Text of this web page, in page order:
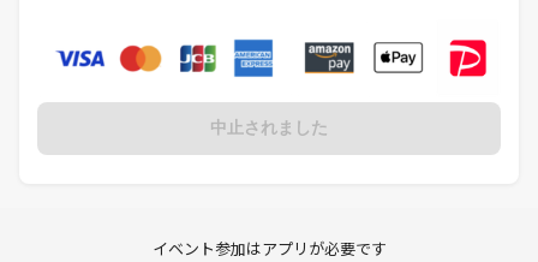
中止されました
イベント参加はアプリが必要です